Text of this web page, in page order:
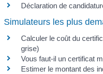
Déclaration de
Simulateurs les plus
Calculer le coût du
grise)
Vous faut-il un certificat
Estimer le montant des